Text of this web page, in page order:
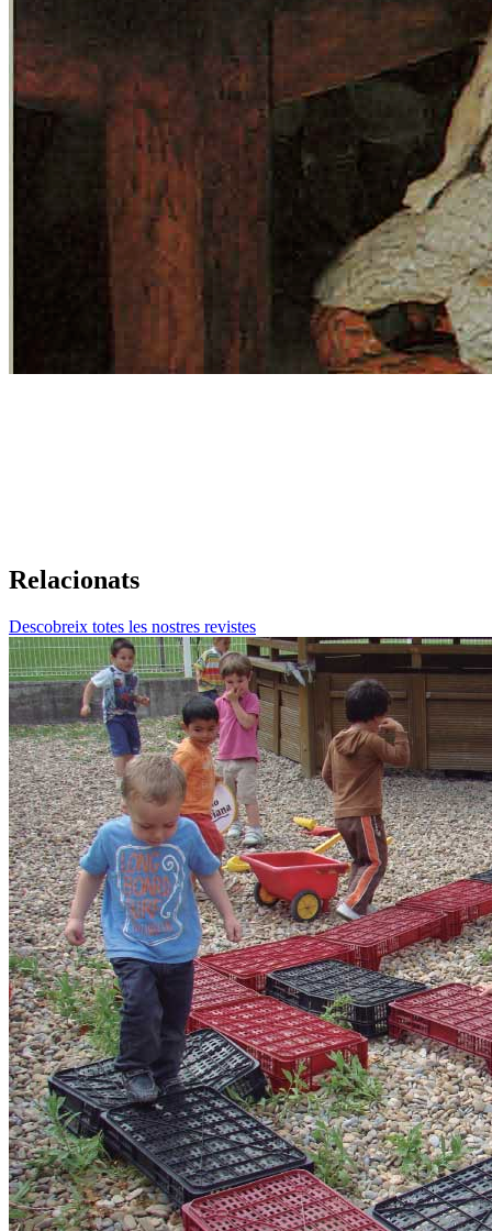
Relacionats
Descobreix totes les nostres revistes